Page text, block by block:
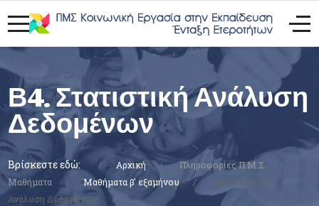
Β4. Στατιστική Ανάλυση
Δεδομένων
Βρίσκεστε εδώ: Αρχική
Πληροφορίες Π.Μ.Σ.
Μαθήματα
Μαθήματα β' εξαμήνου
Β4. Στατιστική
Ανάλυση Δεδομένων